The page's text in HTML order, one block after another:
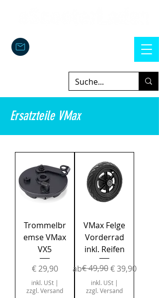
Ersatzteile VMax
Trommelbr
emse VMax
VX5
Preis
€ 29,90
inkl. USt|
zzgl. Versand
VMax Felge
Vorderrad
inkl. Reifen
ab
Standardpreis
€ 49,90 € 39,90
Sale-Preis
inkl. USt|
zzgl. Versand